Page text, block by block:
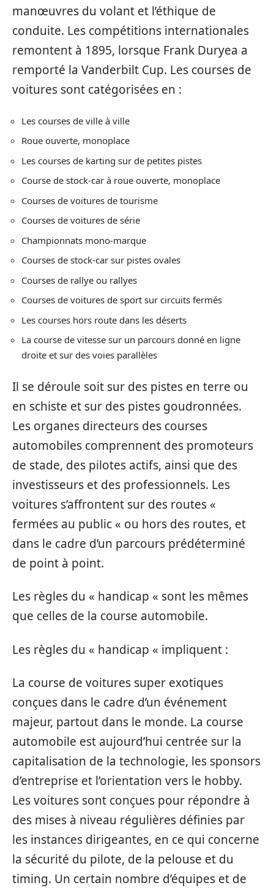
manœuvres du volant et l’éthique de
conduite. Les compétitions internationales
remontent à 1895, lorsque Frank Duryea a
remporté la Vanderbilt Cup. Les courses de
voitures sont catégorisées en :
Les courses de ville à ville
Roue ouverte, monoplace
Les courses de karting sur de petites pistes
Course de stock-car à roue ouverte, monoplace
Courses de voitures de tourisme
Courses de voitures de série
Championnats mono-marque
Courses de stock-car sur pistes ovales
Courses de rallye ou rallyes
Courses de voitures de sport sur circuits fermés
Les courses hors route dans les déserts
La course de vitesse sur un parcours donné en ligne
droite et sur des voies parallèles
Il se déroule soit sur des pistes en terre ou
en schiste et sur des pistes goudronnées.
Les organes directeurs des courses
automobiles comprennent des promoteurs
de stade, des pilotes actifs, ainsi que des
investisseurs et des professionnels. Les
voitures s’affrontent sur des routes «
fermées au public « ou hors des routes, et
dans le cadre d’un parcours prédéterminé
de point à point.
Les règles du « handicap « sont les mêmes
que celles de la course automobile.
Les règles du « handicap « impliquent :
La course de voitures super exotiques
conçues dans le cadre d’un événement
majeur, partout dans le monde. La course
automobile est aujourd’hui centrée sur la
capitalisation de la technologie, les sponsors
d’entreprise et l’orientation vers le hobby.
Les voitures sont conçues pour répondre à
des mises à niveau régulières définies par
les instances dirigeantes, en ce qui concerne
la sécurité du pilote, de la pelouse et du
timing. Un certain nombre d’équipes et de